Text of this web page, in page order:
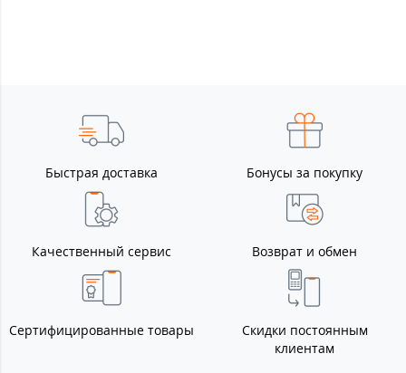
Быстрая доставка Бонусы за покупку
Качественный сервис Возврат и обмен
Сертифицированные товары
Скидки постоянным
клиентам